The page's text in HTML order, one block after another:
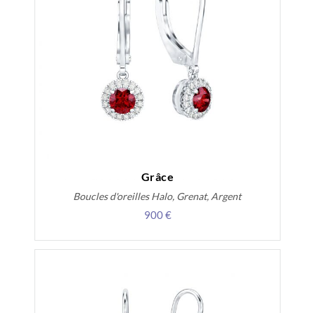
Grâce
Boucles d'oreilles Halo, Grenat, Argent
900 €